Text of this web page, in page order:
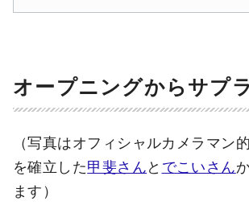
オープニングからサプ
（写真はオフィシャルカメラマン
を確立した甲斐さん と でこいさん
ます）